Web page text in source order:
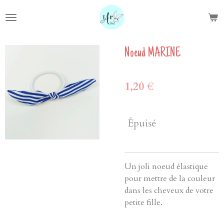
au
principal
Noeud MARINE
1,20 €
Épuisé
Un joli noeud élastique
pour mettre de la couleur
dans les cheveux de votre
petite fille.